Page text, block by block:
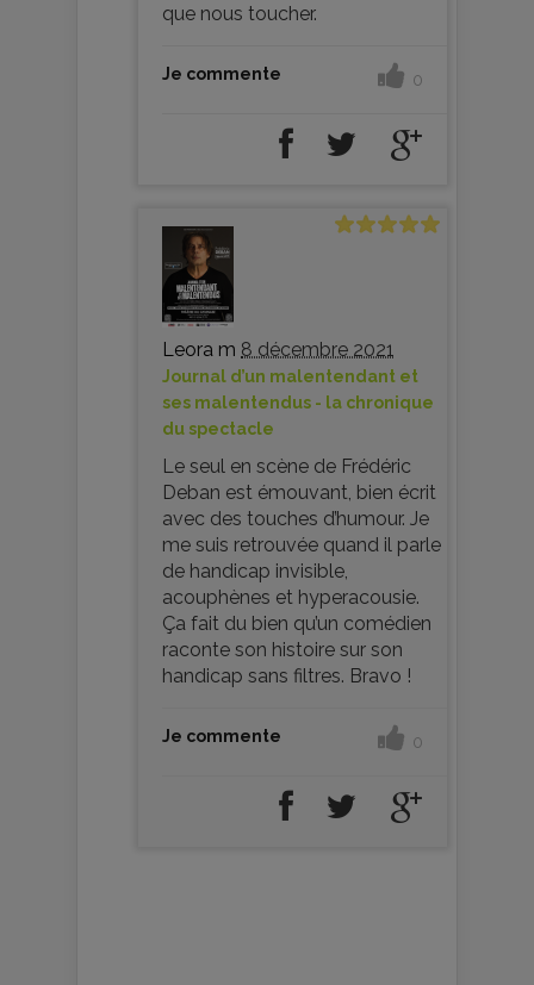
que nous toucher.
Je commente 0
Leora m 8 décembre 2021
Journal d’un malentendant et
ses malentendus - la chronique
du spectacle
Le seul en scène de Frédéric
Deban est émouvant, bien écrit
avec des touches d’humour. Je
me suis retrouvée quand il parle
de handicap invisible,
acouphènes et hyperacousie.
Ça fait du bien qu’un comédien
raconte son histoire sur son
handicap sans filtres. Bravo !
Je commente 0